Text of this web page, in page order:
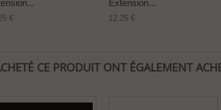
€
Extension...
12,25 €
CE PRODUIT ONT ÉGALEMENT